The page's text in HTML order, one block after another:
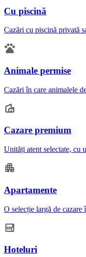
Cu piscină
Cazări cu piscină privată
Animale permise
Cazări în care animalele
Cazare premium
Unități atent selectate, cu
Apartamente
O selecție largă de cazare
Hoteluri